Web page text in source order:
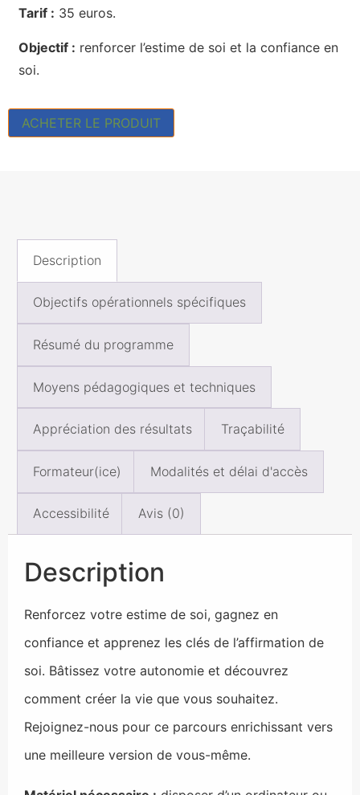
Tarif : 35 euros.
Objectif : renforcer l’estime de soi et la confiance en
soi.
ACHETER LE PRODUIT
Description
Objectifs opérationnels spécifiques
Résumé du programme
Moyens pédagogiques et techniques
Appréciation des résultats Traçabilité
Formateur(ice) Modalités et délai d'accès
Accessibilité Avis (0)
Description
Renforcez votre estime de soi, gagnez en
confiance et apprenez les clés de l’affirmation de
soi. Bâtissez votre autonomie et découvrez
comment créer la vie que vous souhaitez.
Rejoignez-nous pour ce parcours enrichissant vers
une meilleure version de vous-même.